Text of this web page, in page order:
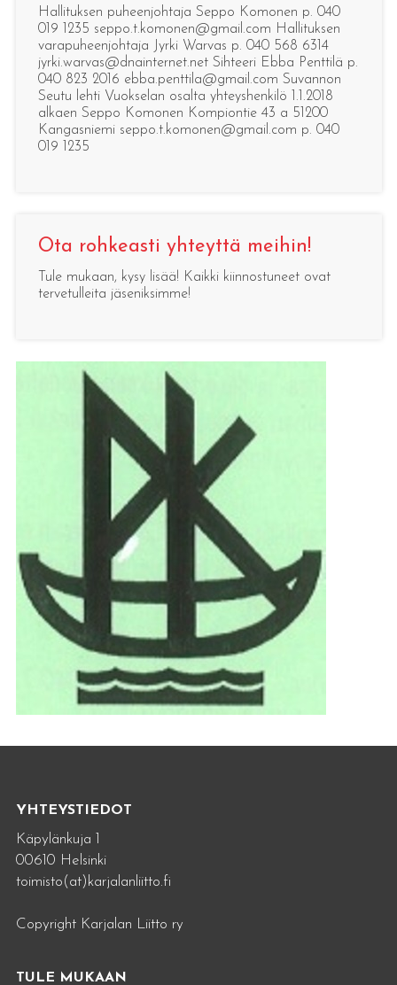
Hallituksen puheenjohtaja Seppo Komonen p. 040
019 1235 seppo.t.komonen@gmail.com Hallituksen
varapuheenjohtaja Jyrki Warvas p. 040 568 6314
jyrki.warvas@dnainternet.net Sihteeri Ebba Penttilä p.
040 823 2016 ebba.penttila@gmail.com Suvannon
Seutu lehti Vuokselan osalta yhteyshenkilö 1.1.2018
alkaen Seppo Komonen Kompiontie 43 a 51200
Kangasniemi seppo.t.komonen@gmail.com p. 040
019 1235
Ota rohkeasti yhteyttä meihin!
Tule mukaan, kysy lisää! Kaikki kiinnostuneet ovat
tervetulleita jäseniksimme!
YHTEYSTIEDOT
Käpylänkuja 1
00610 Helsinki
toimisto(at)karjalanliitto.fi
Copyright Karjalan Liitto ry
TULE MUKAAN